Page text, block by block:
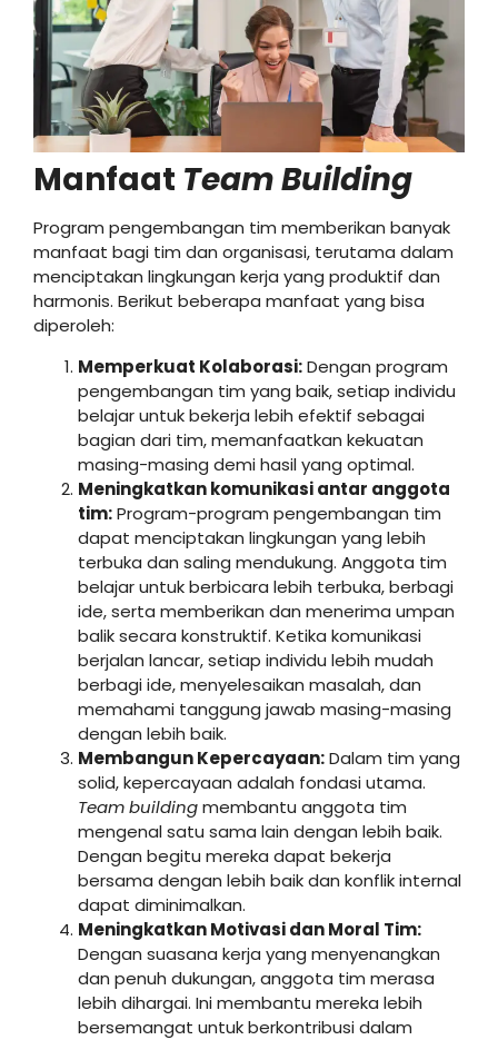
Manfaat Team Building
Program pengembangan tim memberikan banyak
manfaat bagi tim dan organisasi, terutama dalam
menciptakan lingkungan kerja yang produktif dan
harmonis. Berikut beberapa manfaat yang bisa
diperoleh:
Memperkuat Kolaborasi:Dengan program
pengembangan tim yang baik, setiap individu
belajar untuk bekerja lebih efektif sebagai
bagian dari tim, memanfaatkan kekuatan
masing-masing demi hasil yang optimal.
Meningkatkan komunikasi antar anggota
tim:Program-program pengembangan tim
dapat menciptakan lingkungan yang lebih
terbuka dan saling mendukung. Anggota tim
belajar untuk berbicara lebih terbuka, berbagi
ide, serta memberikan dan menerima umpan
balik secara konstruktif. Ketika komunikasi
berjalan lancar, setiap individu lebih mudah
berbagi ide, menyelesaikan masalah, dan
memahami tanggung jawab masing-masing
dengan lebih baik.
Membangun Kepercayaan:Dalam tim yang
solid, kepercayaan adalah fondasi utama.
Team buildingmembantu anggota tim
mengenal satu sama lain dengan lebih baik.
Dengan begitu mereka dapat bekerja
bersama dengan lebih baik dan konflik internal
dapat diminimalkan.
Meningkatkan Motivasi dan Moral Tim:
Dengan suasana kerja yang menyenangkan
dan penuh dukungan, anggota tim merasa
lebih dihargai. Ini membantu mereka lebih
bersemangat untuk berkontribusi dalam